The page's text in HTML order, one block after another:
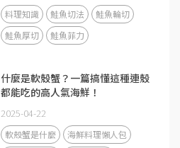
料理知識 鮭魚切法
鮭魚輪切
鮭魚厚切
鮭魚菲力
什麼是軟殼蟹？一篇搞懂這種連殼
都能吃的高人氣海鮮！
2025-04-22
軟殼蟹是什麼
海鮮料理懶人包